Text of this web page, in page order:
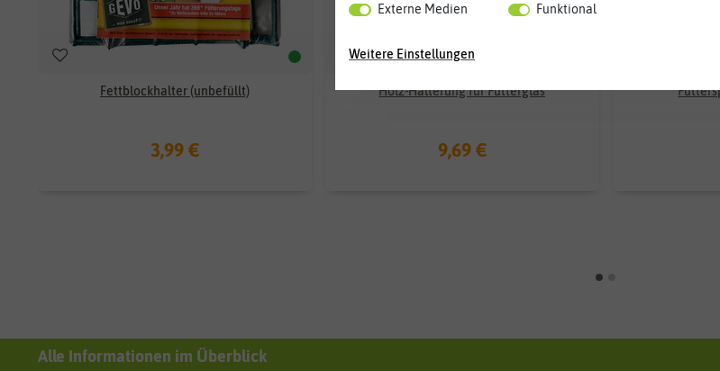
Fettblockhalter (unbefüllt)
3,99 €
Holz-Halterung für Futterglas
9,69 €
Alle Informationen im Überblick
Externe Medien Funktional
Weitere Einstellungen